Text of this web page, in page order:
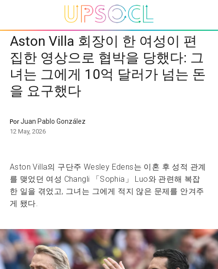
Aston Villa 회장이 한 여성이 편
집한 영상으로 협박을 당했다: 그
녀는 그에게 10억 달러가 넘는 돈
을 요구했다
PorJuan Pablo González
12 May, 2026
Aston Villa의 구단주 Wesley Edens는 이혼 후 성적 관계
를 맺었던 여성 Changli 「Sophia」 Luo와 관련해 복잡
한 일을 겪었고, 그녀는 그에게 적지 않은 문제를 안겨주
게 됐다.